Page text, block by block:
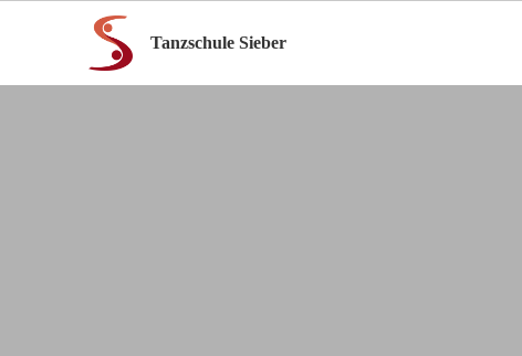
Tanzschule Sieber